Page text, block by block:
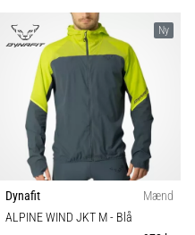
Ny
Dynafit
Mænd
ALPINE WIND JKT M- Blå